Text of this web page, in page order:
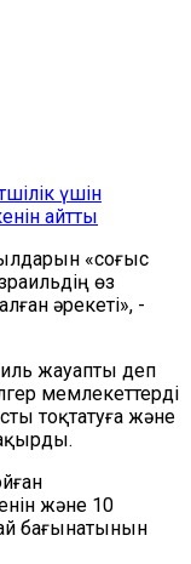
үшін
айтты
«соғыс
өз
әрекеті», -
жауапты деп
мемлекеттерді
тоқтатуға және
және 10
бағынатынын